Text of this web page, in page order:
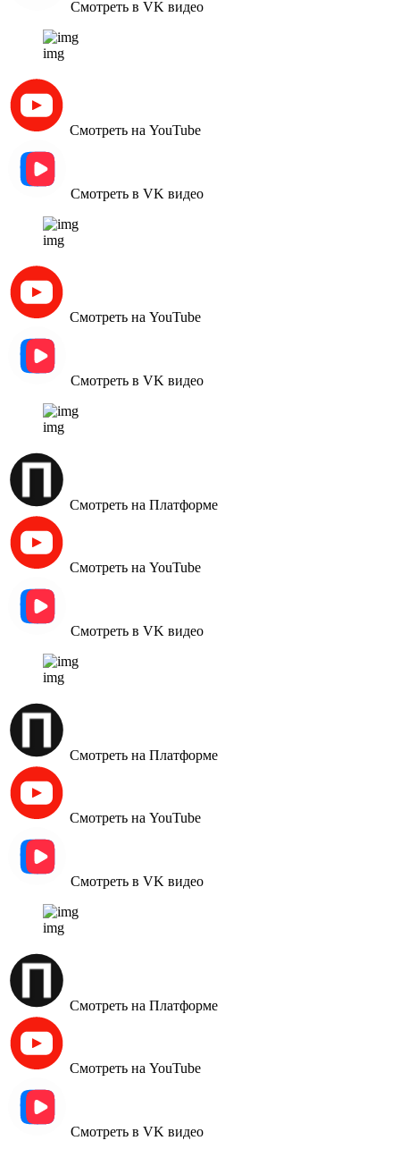
Смотреть в VK видео
img
Смотреть на YouTube
Смотреть в VK видео
img
Смотреть на YouTube
Смотреть в VK видео
img
Смотреть на Платформе
Смотреть на YouTube
Смотреть в VK видео
img
Смотреть на Платформе
Смотреть на YouTube
Смотреть в VK видео
img
Смотреть на Платформе
Смотреть на YouTube
Смотреть в VK видео